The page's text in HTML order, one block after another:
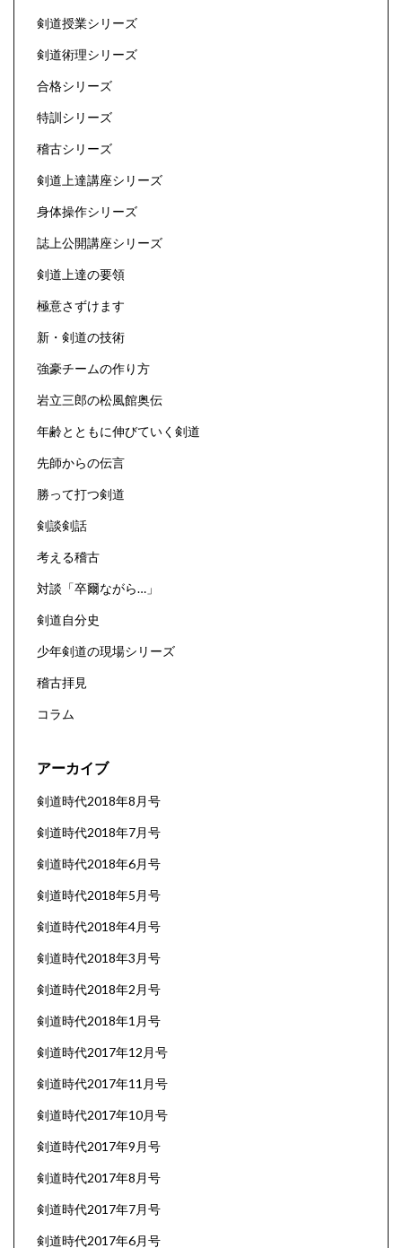
剣道授業シリーズ
剣道術理シリーズ
合格シリーズ
特訓シリーズ
稽古シリーズ
剣道上達講座シリーズ
身体操作シリーズ
誌上公開講座シリーズ
剣道上達の要領
極意さずけます
新・剣道の技術
強豪チームの作り方
岩立三郎の松風館奥伝
年齢とともに伸びていく剣道
先師からの伝言
勝って打つ剣道
剣談剣話
考える稽古
対談「卒爾ながら…」
剣道自分史
少年剣道の現場シリーズ
稽古拝見
コラム
アーカイブ
剣道時代2018年8月号
剣道時代2018年7月号
剣道時代2018年6月号
剣道時代2018年5月号
剣道時代2018年4月号
剣道時代2018年3月号
剣道時代2018年2月号
剣道時代2018年1月号
剣道時代2017年12月号
剣道時代2017年11月号
剣道時代2017年10月号
剣道時代2017年9月号
剣道時代2017年8月号
剣道時代2017年7月号
剣道時代2017年6月号